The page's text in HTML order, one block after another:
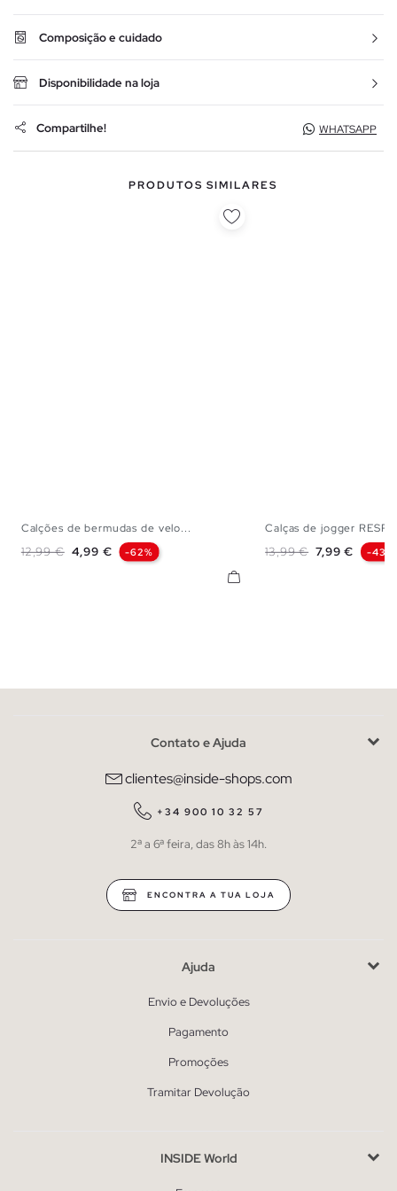
Composição e cuidado
Disponibilidade na loja
Compartilhe! WHATSAPP
PRODUTOS SIMILARES
Calções de bermudas de velo...
Preço normal
12,99 € Preço
4,99 € -62%
XS
Calças de jogger
Preço normal
13,99 € Preço
7,99 € -43%
Contato e Ajuda
clientes@inside-shops.com
+34 900 10 32 57
2ª a 6ª feira, das 8h às 14h.
ENCONTRA A TUA LOJA
Ajuda
Envio e Devoluções
Pagamento
Promoções
Tramitar Devolução
INSIDE World